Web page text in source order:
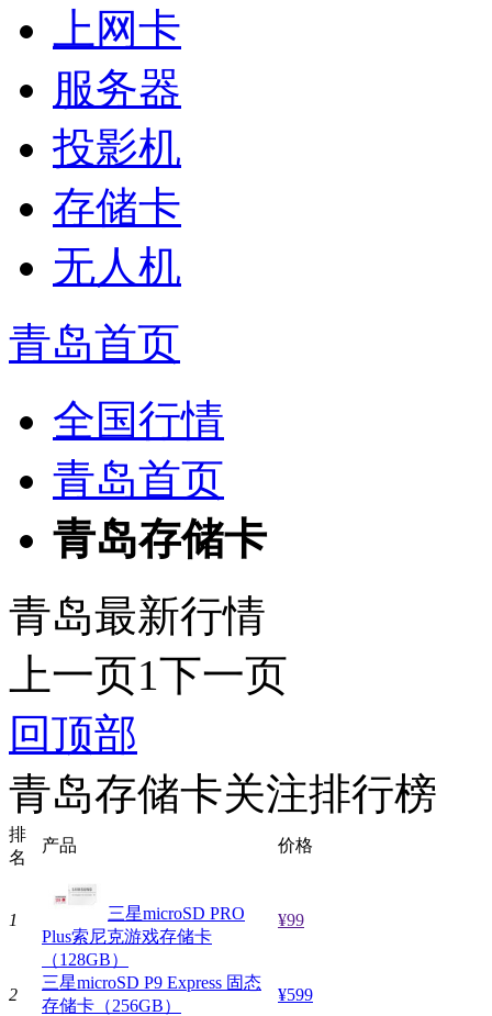
上网卡
服务器
投影机
存储卡
无人机
青岛首页
全国行情
青岛首页
青岛存储卡
青岛最新行情
上一页1下一页
回顶部
青岛存储卡关注排行榜
排
名
产品 价格
1
三星microSD PRO
Plus索尼克游戏存储卡
（128GB）
¥99
2
三星microSD P9 Express 固态
存储卡（256GB）
¥599